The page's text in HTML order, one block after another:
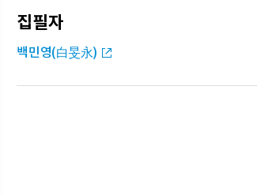
집필자
백민영(白旻永)